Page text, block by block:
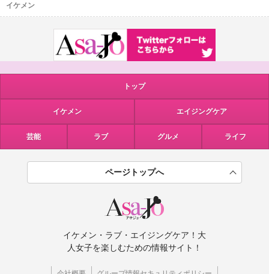
イケメン
トップ
イケメン エイジングケア
芸能 ラブ グルメ ライフ
ページトップへ
イケメン・ラブ・エイジングケア！大
人女子を楽しむための情報サイト！